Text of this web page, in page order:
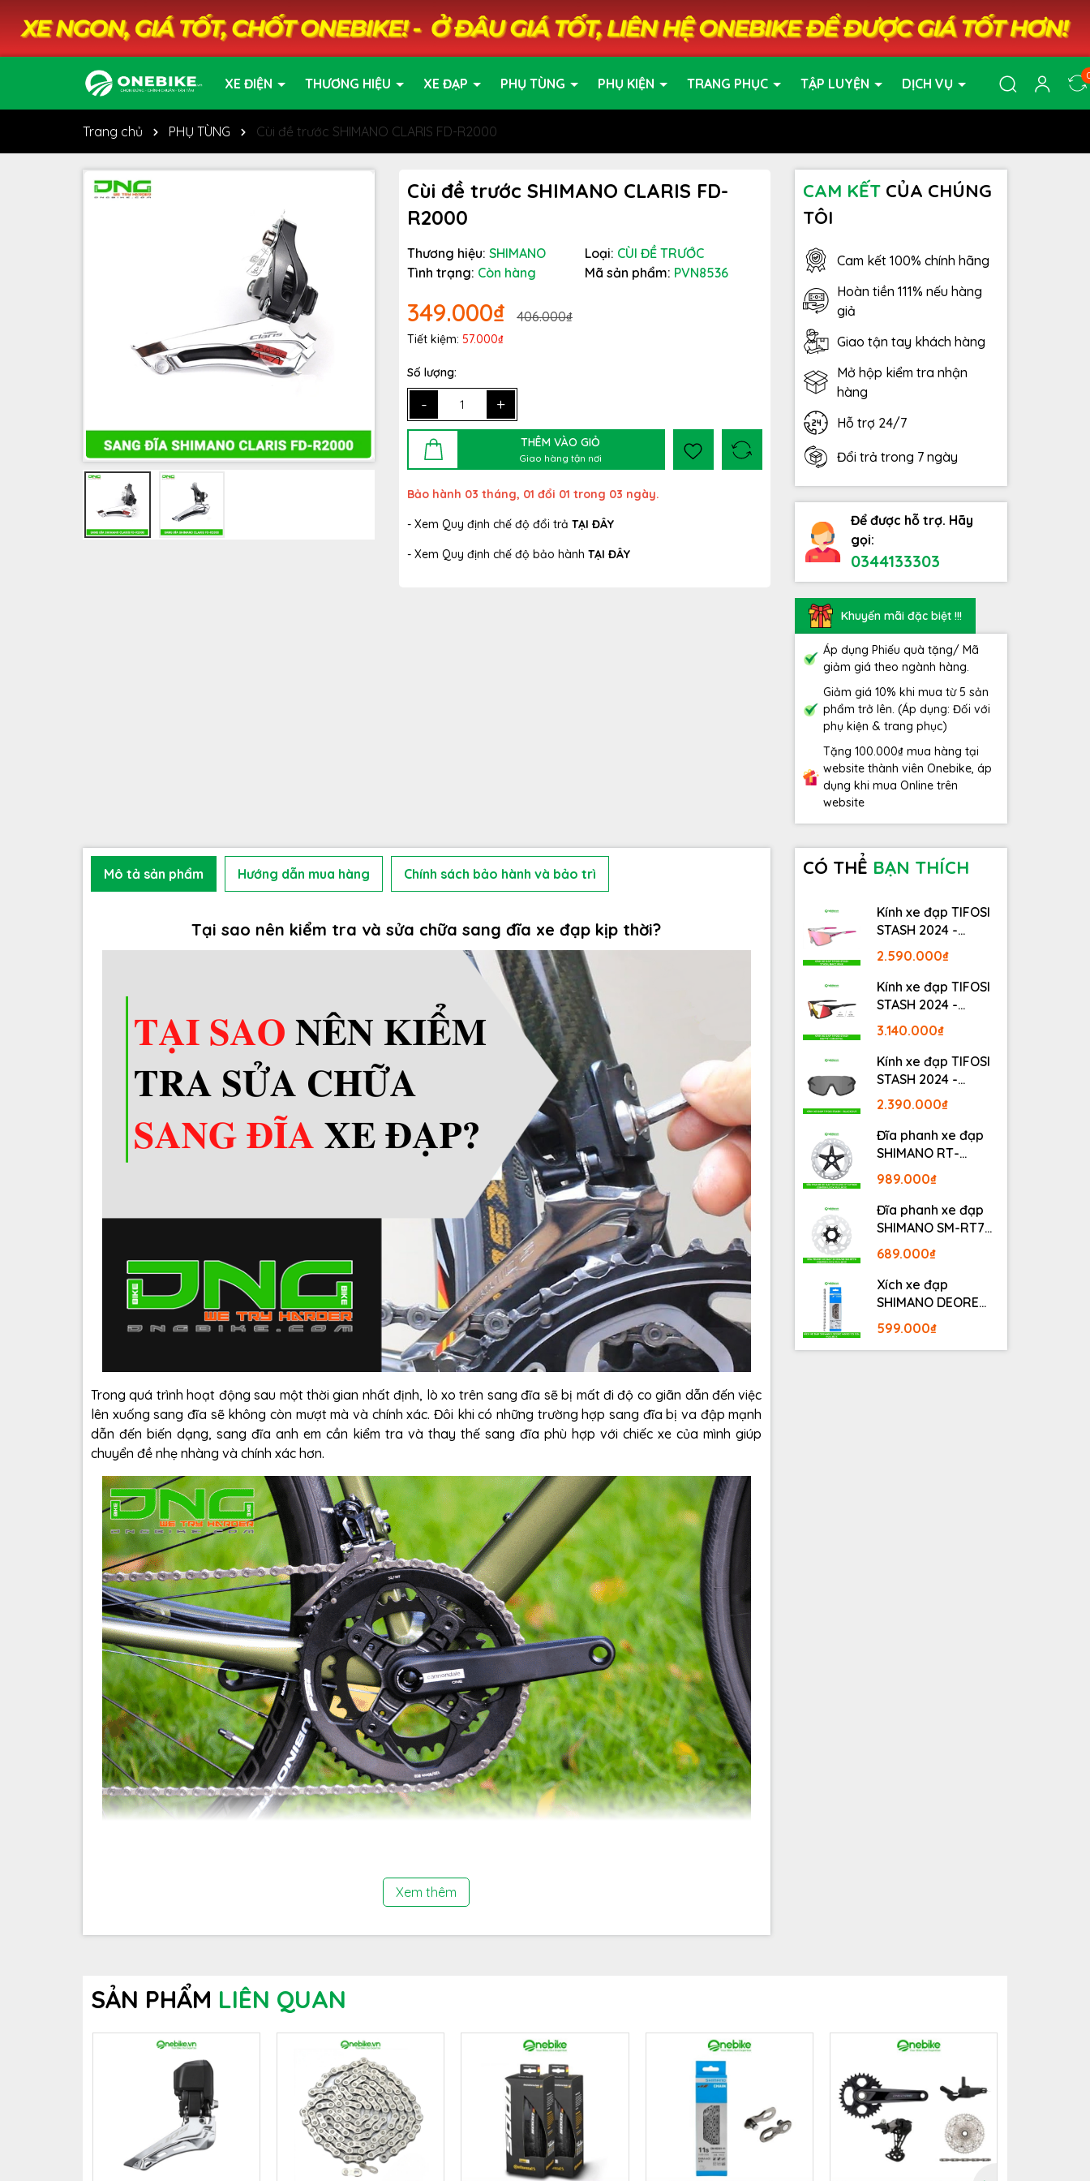
XE ĐIỆN THƯƠNG HIỆU XE ĐẠP PHỤ TÙNG PHỤ KIỆN TRANG PHỤC TẬP LUYỆN DỊCH VỤ
Trang chủ PHỤ TÙNG Cùi đề trước SHIMANO CLARIS FD-R2000
Cùi đề trước SHIMANO CLARIS FD-
R2000
Thương hiệu: SHIMANO Loại: CÙI ĐỀ TRƯỚC
Tình trạng: Còn hàng Mã sản phẩm: PVN8536
349.000₫ 406.000₫
Tiết kiệm: 57.000₫
Số lượng:
- +
THÊM VÀO GIỎ
Giao hàng tận nơi
Bảo hành 03 tháng, 01 đổi 01 trong 03 ngày.
- Xem Quy định chế độ đổi trả TẠI ĐÂY
- Xem Quy định chế độ bảo hành TẠI ĐÂY
CAM KẾTCỦA CHÚNG
TÔI
Cam kết 100% chính hãng
Hoàn tiền 111% nếu hàng
giả
Giao tận tay khách hàng
Mở hộp kiểm tra nhận
hàng
Hỗ trợ 24/7
Đổi trả trong 7 ngày
Để được hỗ trợ. Hãy
gọi:
0344133303
Khuyến mãi đặc biệt !!!
Áp dụng Phiếu quà tặng/ Mã
giảm giá theo ngành hàng.
Giảm giá 10% khi mua từ 5 sản
phẩm trở lên. (Áp dụng: Đối với
phụ kiện & trang phục)
Tặng 100.000₫ mua hàng tại
website thành viên Onebike, áp
dụng khi mua Online trên
website
Mô tả sản phẩm Hướng dẫn mua hàng Chính sách bảo hành và bảo trì
Tại sao nên kiểm tra và sửa chữa sang đĩa xe đạp kịp thời?
Trong quá trình hoạt động sau một thời gian nhất định, lò xo trên sang đĩa sẽ bị mất đi độ co giãn dẫn đến việc
lên xuống sang đĩa sẽ không còn mượt mà và chính xác. Đôi khi có những trường hợp sang đĩa bị va đập mạnh
dẫn đến biến dạng, sang đĩa anh em cần kiểm tra và thay thế sang đĩa phù hợp với chiếc xe của mình giúp
chuyển đề nhẹ nhàng và chính xác hơn.
chọn phù hợp với thông số và chức năng trên chiếc xe. Hiện nay đã có rất nhiều hãng tham gia vào việc sản xuất
phụ tùng xe đạp cụ thể là sang đĩa, trong đó hãng Shimano đã trở thành hãng cung cấp phụ tùng xe đạp lớn
Xem thêm
CÓ THỂ BẠN THÍCH
Kính xe đạp TIFOSI
STASH 2024 -
STASH, RACE PINK
2.590.000₫
Kính xe đạp TIFOSI
STASH 2024 -
MATTE GUNMETAL
3.140.000₫
Kính xe đạp TIFOSI
STASH 2024 -
BLACKOUT
2.390.000₫
Đĩa phanh xe đạp
SHIMANO RT-
MT800 Center lock
Fullbox
989.000₫
Đĩa phanh xe đạp
SHIMANO SM-RT70
Center lock Fullbox
689.000₫
Xích xe đạp
SHIMANO DEORE
M6100 12S 126L
Fullbox
599.000₫
SẢN PHẨM LIÊN QUAN